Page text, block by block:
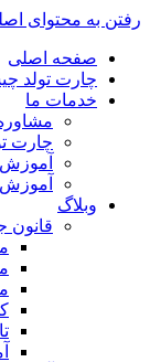
رفتن به محتوای
صفحه اصلی
چارت تولد
خدمات ما
چارت
وبلاگ